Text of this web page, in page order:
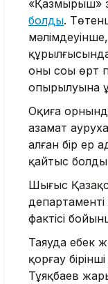
«Қазмырыш»
болды.
оның соңы өрт
опырылуына
Оқиға
азамат
алған бір ер
қайтыс
Шығыс
департаменті
фактісі
Таяуда еңбек
қорғау
Тұяқбаев